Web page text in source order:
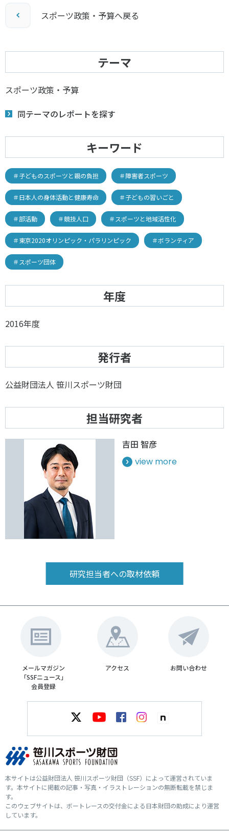
スポーツ政策・予算へ戻る
テーマ
スポーツ政策・予算
同テーマのレポートを探す
キーワード
＃子どものスポーツと親の負担 ＃障害者スポーツ
＃日本人の身体活動と健康寿命 ＃子どもの習いごと
＃部活動 ＃競技人口 ＃スポーツと地域活性化
＃東京2020オリンピック・パラリンピック ＃ボランティア
＃スポーツ団体
年度
2016年度
発行者
公益財団法人 笹川スポーツ財団
担当研究者
吉田 智彦
view more
研究担当者への取材依頼
メールマガジン
「SSFニュース」
会員登録
アクセス お問い合わせ
本サイトは公益財団法人 笹川スポーツ財団（SSF）によって運営されていま
す。本サイトに掲載の記事・写真・イラストレーションの無断転載を禁じま
す。
このウェブサイトは、ボートレースの交付金による日本財団の助成により運営
しています。